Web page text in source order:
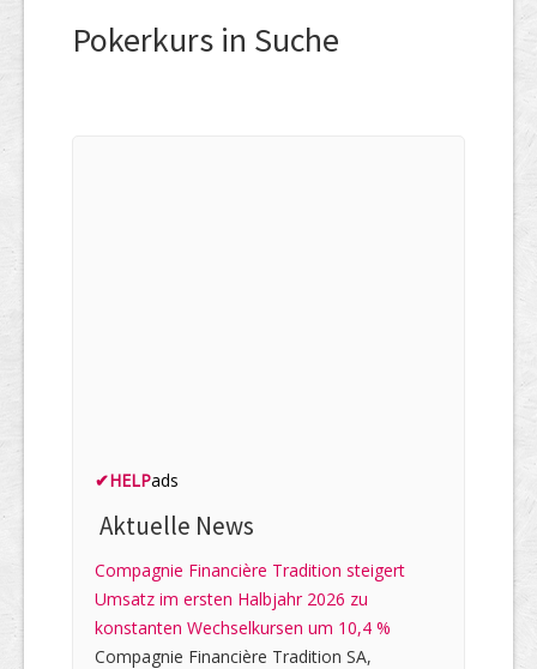
Pokerkurs in Suche
✔HELPads
Aktuelle News
Compagnie Financière Tradition steigert
Umsatz im ersten Halbjahr 2026 zu
konstanten Wechselkursen um 10,4 %
Compagnie Financière Tradition SA,